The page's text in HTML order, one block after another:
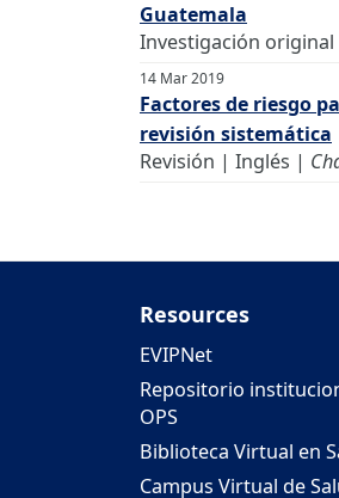
Guatemala
Investigación
14 Mar 2019
Factores de riesgo
revisión sistemática
Revisión | Inglés |
Resources
EVIPNet
Repositorio
OPS
Biblioteca Virtual en
Campus Virtual de